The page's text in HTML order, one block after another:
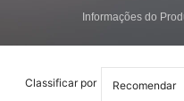
Informações do
Classificar por